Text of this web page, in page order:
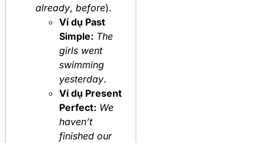
already, before).
Ví dụ Past
Simple: The
girls went
swimming
yesterday.
Ví dụ Present
Perfect: We
haven’t
finished our